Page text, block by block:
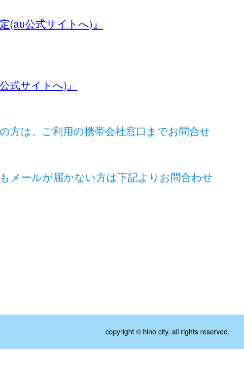
(au公式サイトへ)』
式サイトへ)』
方は、ご利用の携帯会社窓口までお問合せ
メールが届かない方は下記よりお問合わせ
copyright © hino city. all rights reserved.